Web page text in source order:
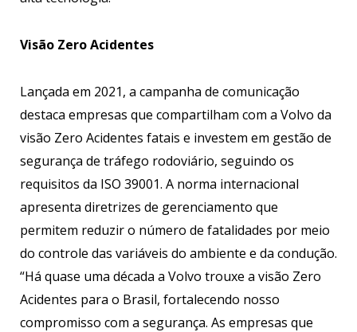
Visão Zero Acidentes
Lançada em 2021, a campanha de comunicação
destaca empresas que compartilham com a Volvo da
visão Zero Acidentes fatais e investem em gestão de
segurança de tráfego rodoviário, seguindo os
requisitos da ISO 39001. A norma internacional
apresenta diretrizes de gerenciamento que
permitem reduzir o número de fatalidades por meio
do controle das variáveis do ambiente e da condução.
“Há quase uma década a Volvo trouxe a visão Zero
Acidentes para o Brasil, fortalecendo nosso
compromisso com a segurança. As empresas que